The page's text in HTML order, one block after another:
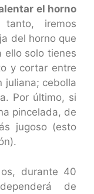
el horno
iremos
del horno que
ello solo tienes
y cortar entre
juliana; cebolla
Por último, si
pincelada, de
jugoso (esto
durante 40
de